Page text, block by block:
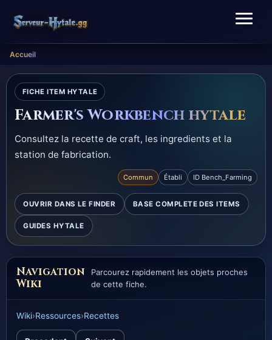
Accueil
FICHE ITEM HYTALE
Farmer's Workbench hytale
Consultez la recette de craft, les ingredients et la
station de fabrication.
Commun Établi ID Bench_Farming
OUVRIR DANS LE FINDER BASE COMPLETE DES ITEMS
GUIDES HYTALE
Navigation
Wiki
Parcourez rapidement les objets proches
de cette fiche.
Wiki›Ressources›Recettes